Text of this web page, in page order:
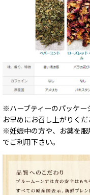
※ハーブティーのパッケー
お早めにお召し上がりくだ
※妊娠中の方や、お薬を
でご利用下さい。